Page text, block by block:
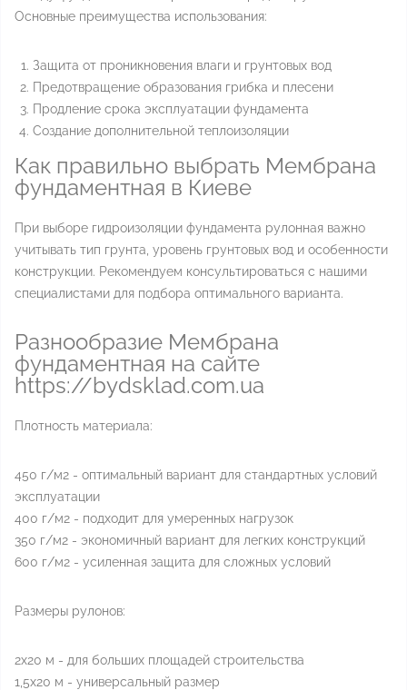
Основные преимущества использования:
Защита от проникновения влаги и грунтовых вод
Предотвращение образования грибка и плесени
Продление срока эксплуатации фундамента
Создание дополнительной теплоизоляции
Как правильно выбрать Мембрана
фундаментная в Киеве
При выборе гидроизоляции фундамента рулонная важно
учитывать тип грунта, уровень грунтовых вод и особенности
конструкции. Рекомендуем консультироваться с нашими
специалистами для подбора оптимального варианта.
Разнообразие Мембрана
фундаментная на сайте
https://bydsklad.com.ua
Плотность материала:
450 г/м2 - оптимальный вариант для стандартных условий
эксплуатации
400 г/м2 - подходит для умеренных нагрузок
350 г/м2 - экономичный вариант для легких конструкций
600 г/м2 - усиленная защита для сложных условий
Размеры рулонов:
2x20 м - для больших площадей строительства
1,5x20 м - универсальный размер